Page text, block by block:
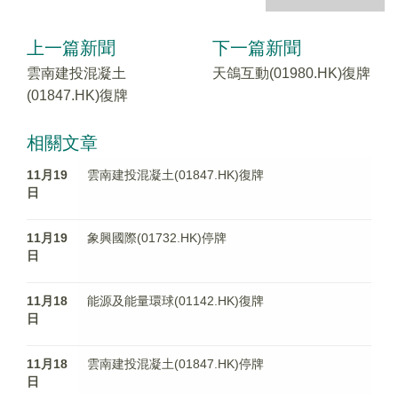
上一篇新聞
雲南建投混凝土
(01847.HK)復牌
下一篇新聞
天鴿互動(01980.HK)復牌
相關文章
11月19
日
雲南建投混凝土(01847.HK)復牌
11月19
日
象興國際(01732.HK)停牌
11月18
日
能源及能量環球(01142.HK)復牌
11月18
日
雲南建投混凝土(01847.HK)停牌